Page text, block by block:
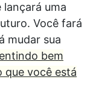
uma
Você fará
mudar sua
bem
que você está